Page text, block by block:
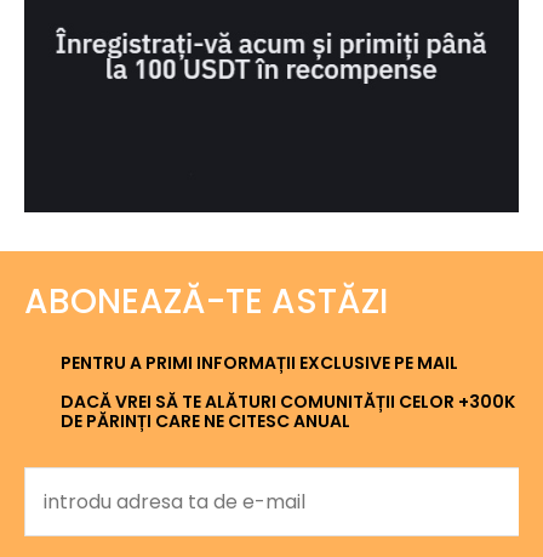
ABONEAZĂ-TE ASTĂZI
PENTRU A PRIMI INFORMAȚII EXCLUSIVE PE MAIL
DACĂ VREI SĂ TE ALĂTURI COMUNITĂȚII CELOR +300K
DE PĂRINȚI CARE NE CITESC ANUAL